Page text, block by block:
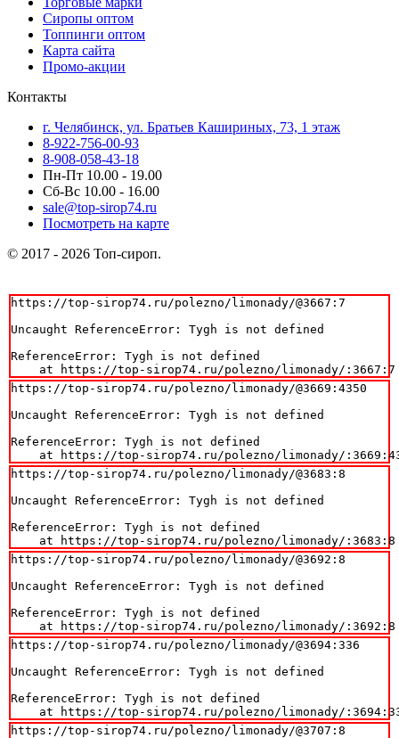
Сиропы оптом
Топпинги оптом
Карта сайта
Промо-акции
Контакты
г. Челябинск, ул. Братьев Кашириных, 73, 1 этаж
8-922-756-00-93
8-908-058-43-18
Пн-Пт 10.00 - 19.00
Сб-Вс 10.00 - 16.00
sale@top-sirop74.ru
Посмотреть на карте
© 2017 - 2026 Топ-сироп.
https://top-sirop74.ru/polezno/limonady/@3667:7
Uncaught ReferenceError: Tygh is not defined
ReferenceError: Tygh is not defined
    at https://top-sirop74.ru/polezno/limonady/:3667:7
https://top-sirop74.ru/polezno/limonady/@3669:4350
Uncaught ReferenceError: Tygh is not defined
ReferenceError: Tygh is not defined
at https://top-sirop74.ru/polezno/limonady/
https://top-sirop74.ru/polezno/limonady/@3683:8
Uncaught ReferenceError: Tygh is not defined
ReferenceError: Tygh is not defined
    at https://top-sirop74.ru/polezno/limonady/:3683:8
https://top-sirop74.ru/polezno/limonady/@3692:8
Uncaught ReferenceError: Tygh is not defined
ReferenceError: Tygh is not defined
    at https://top-sirop74.ru/polezno/limonady/:3692:8
https://top-sirop74.ru/polezno/limonady/@3694:336
Uncaught ReferenceError: Tygh is not defined
ReferenceError: Tygh is not defined
at https://top-sirop74.ru/polezno/limonady/
https://top-sirop74.ru/polezno/limonady/@3707:8